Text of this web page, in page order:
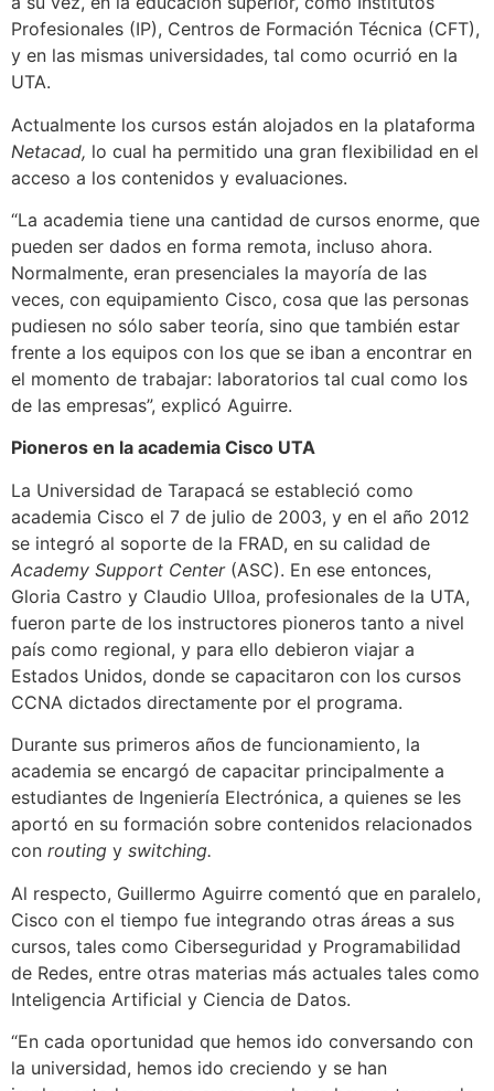
Profesionales (IP), Centros de Formación Técnica (CFT),
y en las mismas universidades, tal como ocurrió en la
UTA.
Actualmente los cursos están alojados en la plataforma
Netacad, lo cual ha permitido una gran flexibilidad en el
acceso a los contenidos y evaluaciones.
“La academia tiene una cantidad de cursos enorme, que
pueden ser dados en forma remota, incluso ahora.
Normalmente, eran presenciales la mayoría de las
veces, con equipamiento Cisco, cosa que las personas
pudiesen no sólo saber teoría, sino que también estar
frente a los equipos con los que se iban a encontrar en
el momento de trabajar: laboratorios tal cual como los
de las empresas”, explicó Aguirre.
Pioneros en la academia Cisco UTA
La Universidad de Tarapacá se estableció como
academia Cisco el 7 de julio de 2003, y en el año 2012
se integró al soporte de la FRAD, en su calidad de
Academy Support Center(ASC). En ese entonces,
Gloria Castro y Claudio Ulloa, profesionales de la UTA,
fueron parte de los instructores pioneros tanto a nivel
país como regional, y para ello debieron viajar a
Estados Unidos, donde se capacitaron con los cursos
CCNA dictados directamente por el programa.
Durante sus primeros años de funcionamiento, la
academia se encargó de capacitar principalmente a
estudiantes de Ingeniería Electrónica, a quienes se les
aportó en su formación sobre contenidos relacionados
con routing y switching.
Al respecto, Guillermo Aguirre comentó que en paralelo,
Cisco con el tiempo fue integrando otras áreas a sus
cursos, tales como Ciberseguridad y Programabilidad
de Redes, entre otras materias más actuales tales como
Inteligencia Artificial y Ciencia de Datos.
“En cada oportunidad que hemos ido conversando con
la universidad, hemos ido creciendo y se han